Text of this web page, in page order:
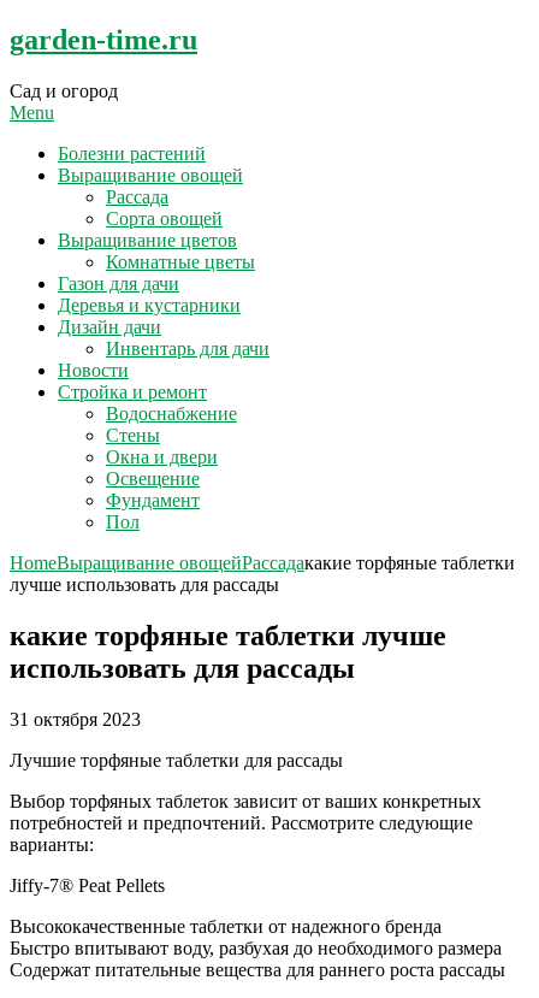
Skip
to
garden-time.ru
Сад и огород
Menu
Болезни растений
Выращивание овощей
Рассада
Сорта овощей
Выращивание цветов
Комнатные цветы
Газон для дачи
Деревья и кустарники
Дизайн дачи
Инвентарь для дачи
Новости
Стройка и ремонт
Водоснабжение
Стены
Окна и двери
Освещение
Фундамент
Пол
HomeВыращивание овощейРассадакакие торфяные таблетки
лучше использовать для рассады
какие торфяные таблетки лучше
использовать для рассады
31 октября 2023
Лучшие торфяные таблетки для рассады
Выбор торфяных таблеток зависит от ваших конкретных
потребностей и предпочтений. Рассмотрите следующие
варианты:
Jiffy-7® Peat Pellets
Высококачественные таблетки от надежного бренда
Быстро впитывают воду, разбухая до необходимого размера
Содержат питательные вещества для раннего роста рассады